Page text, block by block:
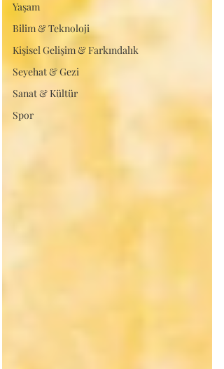
Yaşam
Bilim & Teknoloji
Kişisel Gelişim & Farkındalık
Seyehat & Gezi
Sanat & Kültür
Spor